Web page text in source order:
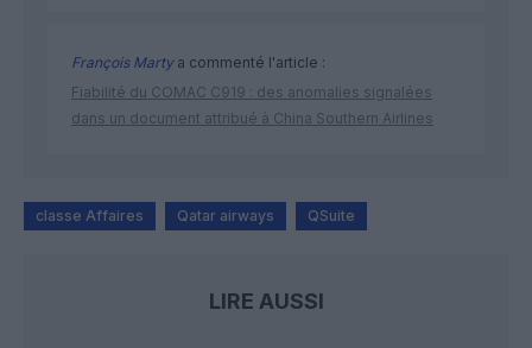
François Martya commenté l'article :
Fiabilité du COMAC C919 : des anomalies signalées
dans un document attribué à China Southern Airlines
classe Affaires Qatar airways QSuite
LIRE AUSSI